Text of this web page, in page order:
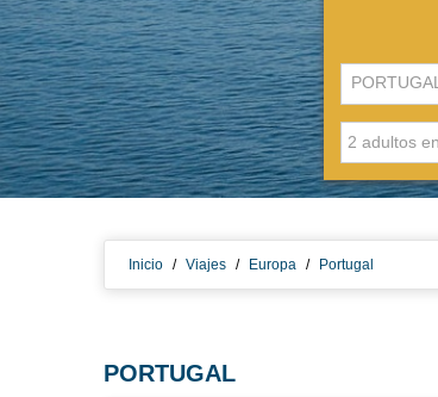
PORTUGAL
Inicio / Viajes / Europa / Portugal
PORTUGAL